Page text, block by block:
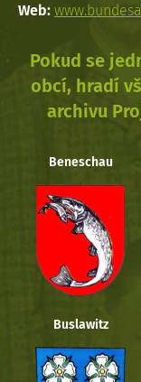
Web:
Pokud se
obcí, hradí
archivu
Beneschau
Buslawitz